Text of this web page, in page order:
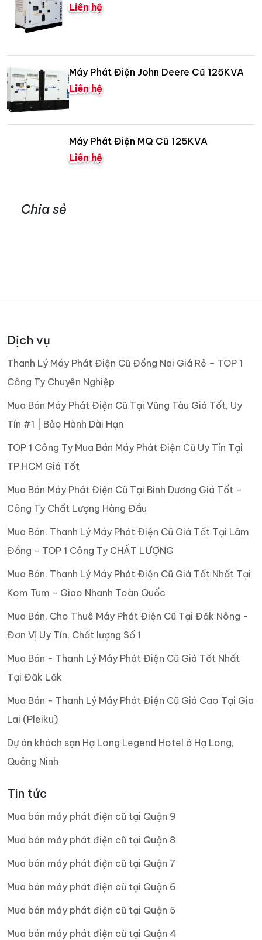
Liên hệ
Máy Phát Điện John Deere Cũ 125KVA
Liên hệ
Máy Phát Điện MQ Cũ 125KVA
Liên hệ
Chia sẻ
Dịch vụ
Thanh Lý Máy Phát Điện Cũ Đồng Nai Giá Rẻ – TOP 1
Công Ty Chuyên Nghiệp
Mua Bán Máy Phát Điện Cũ Tại Vũng Tàu Giá Tốt, Uy
Tín #1 | Bảo Hành Dài Hạn
TOP 1 Công Ty Mua Bán Máy Phát Điện Cũ Uy Tín Tại
TP.HCM Giá Tốt
Mua Bán Máy Phát Điện Cũ Tại Bình Dương Giá Tốt –
Công Ty Chất Lượng Hàng Đầu
Mua Bán, Thanh Lý Máy Phát Điện Cũ Giá Tốt Tại Lâm
Đồng - TOP 1 Công Ty CHẤT LƯỢNG
Mua Bán, Thanh Lý Máy Phát Điện Cũ Giá Tốt Nhất Tại
Kom Tum - Giao Nhanh Toàn Quốc
Mua Bán, Cho Thuê Máy Phát Điện Cũ Tại Đăk Nông -
Đơn Vị Uy Tín, Chất lượng Số 1
Mua Bán - Thanh Lý Máy Phát Điện Cũ Giá Tốt Nhất
Tại Đăk Lăk
Mua Bán - Thanh Lý Máy Phát Điện Cũ Giá Cao Tại Gia
Lai (Pleiku)
Dự án khách sạn Hạ Long Legend Hotel ở Hạ Long,
Quảng Ninh
Tin tức
Mua bán máy phát điện cũ tại Quận 9
Mua bán máy phát điện cũ tại Quận 8
Mua bán máy phát điện cũ tại Quận 7
Mua bán máy phát điện cũ tại Quận 6
Mua bán máy phát điện cũ tại Quận 5
Mua bán máy phát điện cũ tại Quận 4